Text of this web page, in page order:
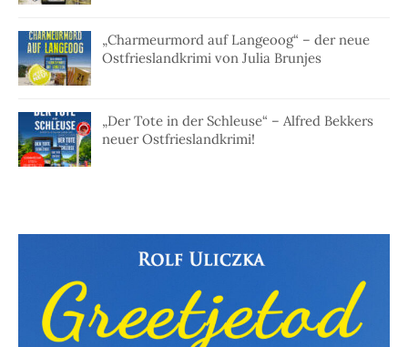
„Charmeurmord auf Langeoog“ – der neue
Ostfrieslandkrimi von Julia Brunjes
„Der Tote in der Schleuse“ – Alfred Bekkers
neuer Ostfrieslandkrimi!